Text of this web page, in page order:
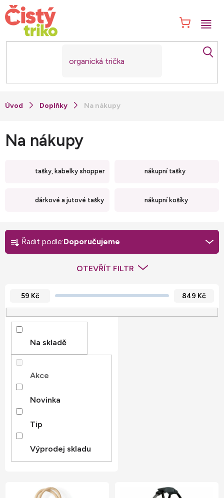
Přejít
na
obsah
Doplňky Na nákupy
Na nákupy
tašky, kabelky shopper nákupní tašky
dárkové a jutové tašky nákupní košíky
Ř
z
p
Řadit podle:Doporučujeme
OTEVŘÍT FILTR
59 Kč 849 Kč
Na skladě
Akce
Novinka
Tip
Výprodej skladu